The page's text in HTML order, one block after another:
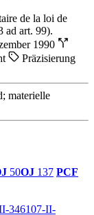
de la loi de
ad art. 99).
1990
Präzisierung
materielle
50OJ 137 PCF
346107-II-